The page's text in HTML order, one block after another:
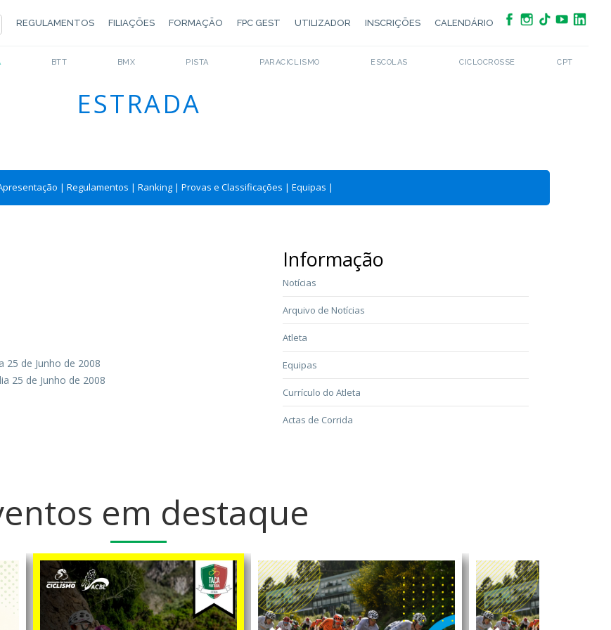
REGULAMENTOS FILIAÇÕES FORMAÇÃO FPC GEST UTILIZADOR INSCRIÇÕES CALENDÁRIO
BTT BMX PISTA PARACICLISMO ESCOLAS CICLOCROSSE CPT
ESTRADA
| Regulamentos | Ranking | Provas e Classificações | Equipas |
25 de Junho de 2008
25 de Junho de 2008
Informação
Notícias
Arquivo de Notícias
Atleta
Equipas
Currículo do Atleta
Actas de Corrida
em destaque